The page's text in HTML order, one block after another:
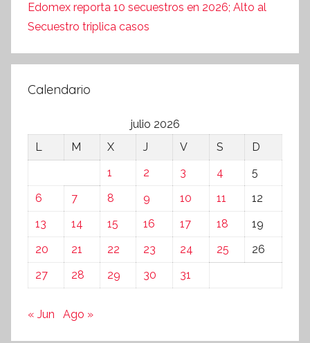
Edomex reporta 10 secuestros en 2026; Alto al
Secuestro triplica casos
Calendario
julio 2026
L
M X J V S
D
1
2 3 4
5
6
7 8 9 10 11
12
13
14 15 16 17 18
19
20
21 22 23 24 25
26
27
28 29 30 31
« Jun Ago »